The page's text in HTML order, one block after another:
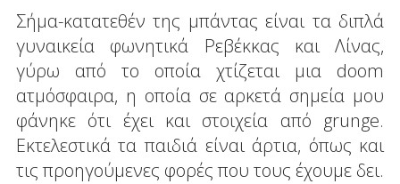
Σήμα-κατατεθέν της μπάντας είναι τα διπλά
γυναικεία φωνητικά Ρεβέκκας και Λίνας,
γύρω από το οποία χτίζεται μια doom
ατμόσφαιρα, η οποία σε αρκετά σημεία μου
φάνηκε ότι έχει και στοιχεία από grunge.
Εκτελεστικά τα παιδιά είναι άρτια, όπως και
τις προηγούμενες φορές που τους έχουμε δει.